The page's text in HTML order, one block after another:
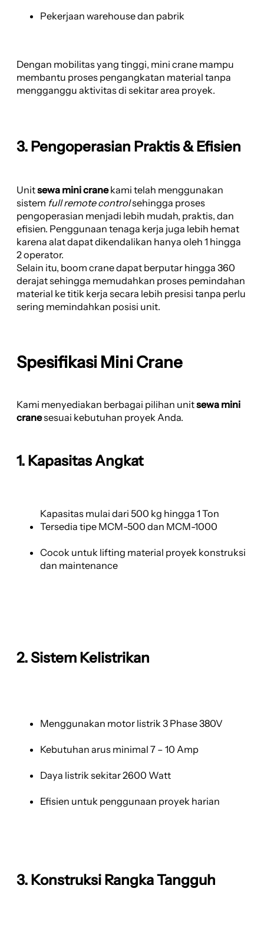
Pekerjaan warehouse dan pabrik
Dengan mobilitas yang tinggi, mini crane mampu
membantu proses pengangkatan material tanpa
mengganggu aktivitas di sekitar area proyek.
3. Pengoperasian Praktis & Efisien
Unitsewa mini cranekami telah menggunakan
sistem full remote controlsehingga proses
pengoperasian menjadi lebih mudah, praktis, dan
efisien. Penggunaan tenaga kerja juga lebih hemat
karena alat dapat dikendalikan hanya oleh 1 hingga
2 operator.
Selain itu, boom crane dapat berputar hingga 360
derajat sehingga memudahkan proses pemindahan
material ke titik kerja secara lebih presisi tanpa perlu
sering memindahkan posisi unit.
Spesifikasi Mini Crane
Kami menyediakan berbagai pilihan unitsewa mini
cranesesuai kebutuhan proyek Anda.
1. Kapasitas Angkat
Kapasitas mulai dari 500 kg hingga 1 Ton
Tersedia tipe MCM-500 dan MCM-1000
Cocok untuk lifting material proyek konstruksi
dan maintenance
2. Sistem Kelistrikan
Menggunakan motor listrik 3 Phase 380V
Kebutuhan arus minimal 7 – 10 Amp
Daya listrik sekitar 2600 Watt
Efisien untuk penggunaan proyek harian
3. Konstruksi Rangka Tangguh